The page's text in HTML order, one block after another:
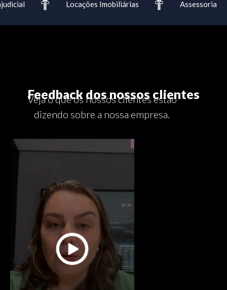
Locações Imobiliárias Assessoria
Feedback dos nossos clientes
Veja o que os nossos clientes estão
dizendo sobre a nossa empresa.